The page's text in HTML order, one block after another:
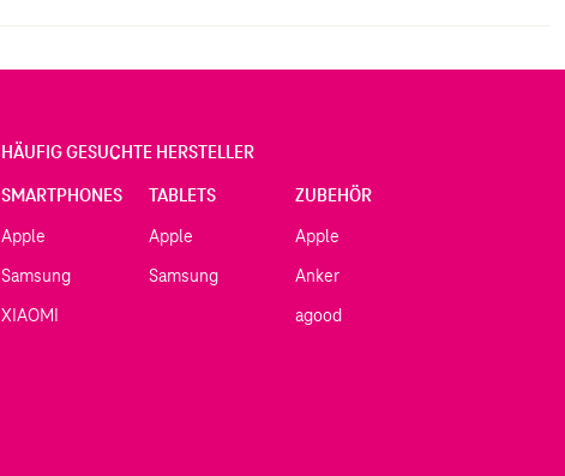
HÄUFIG GESUCHTE HERSTELLER
SMARTPHONES
Apple
Samsung
XIAOMI
TABLETS
Apple
Samsung
ZUBEHÖR
Apple
Anker
agood